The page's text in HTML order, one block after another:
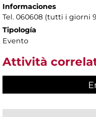
Informaciones
Tel. 060608 (tutti i giorni
Tipología
Evento
Attività